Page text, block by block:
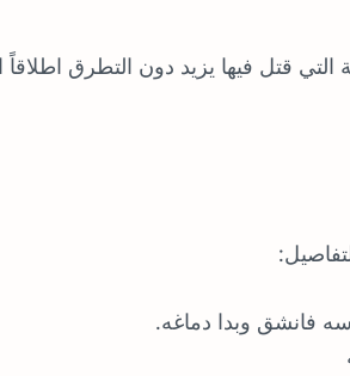
قتل فيها يزيد دون التطرق اطلاقاً
فانشق وبدا دماغه.